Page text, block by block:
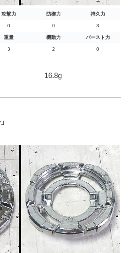
攻撃力 防御力 持久力
0 0 3
重量 機動力 バースト力
3 2 0
16.8g